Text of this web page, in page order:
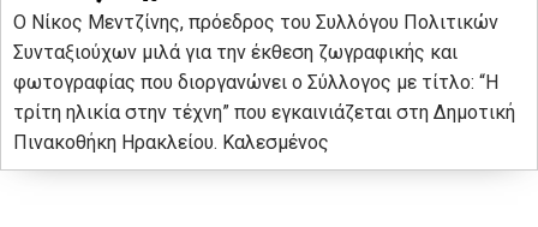
Ο Νίκος Μεντζίνης, πρόεδρος του Συλλόγου Πολιτικών
Συνταξιούχων μιλά για την έκθεση ζωγραφικής και
φωτογραφίας που διοργανώνει ο Σύλλογος με τίτλο: “Η
τρίτη ηλικία στην τέχνη” που εγκαινιάζεται στη Δημοτική
Πινακοθήκη Ηρακλείου. Καλεσμένος